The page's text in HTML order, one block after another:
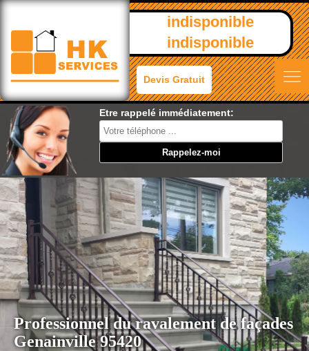
indisponible
indisponible
Devis Gratuit
Etre rappelé immédiatement:
Professionnel du ravalement de façades
Genainville 95420